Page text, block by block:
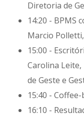
Diretoria de
14:20 - BPMS
Marcio
15:00 -
Carolina Leite,
de Geste e
15:40 -
16:10 -